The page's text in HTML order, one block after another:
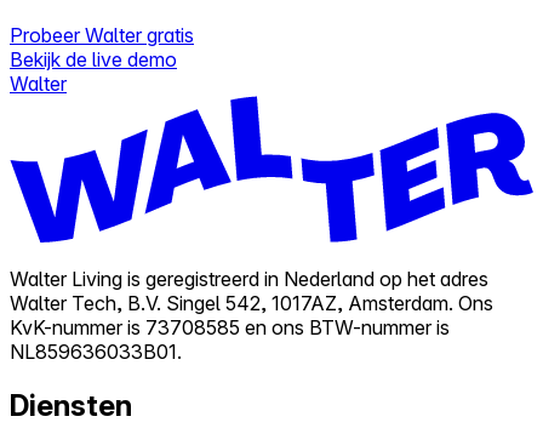
Probeer Walter gratis
Bekijk de live demo
Walter
Walter Living is geregistreerd in Nederland op het adres
Walter Tech, B.V. Singel 542, 1017AZ, Amsterdam. Ons
KvK-nummer is 73708585 en ons BTW-nummer is
NL859636033B01.
Diensten